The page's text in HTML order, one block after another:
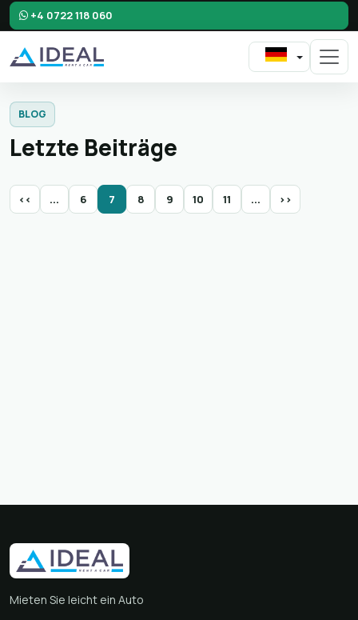
+4 0722 118 060
BLOG
Letzte Beiträge
<< ... 6 7 8 9 10 11 ... >>
Mieten Sie leicht ein Auto